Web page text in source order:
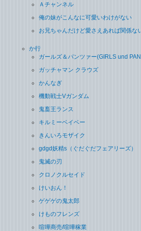
Ａチャンネル
俺の妹がこんなに可愛いわけがない
お兄ちゃんだけど愛さえあれば関係な
か行
ガールズ＆パンツァー(GIRLS und
ガッチャマン クラウズ
かんなぎ
機動戦士Vガンダム
鬼畜王ランス
キルミーベイベー
きんいろモザイク
gdgd妖精s（ぐだぐだフェアリーズ）
鬼滅の刃
クロノクルセイド
けいおん！
ゲゲゲの鬼太郎
けものフレンズ
喧嘩商売/喧嘩稼業